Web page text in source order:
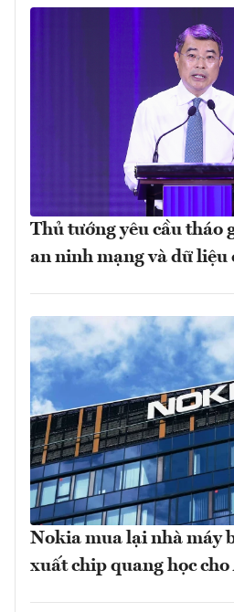
Thủ tướng yêu cầu tháo
an ninh mạng và dữ liệu
Nokia mua lại nhà máy
xuất chip quang học